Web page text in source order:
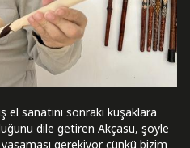
sanatını sonraki kuşaklara
dile getiren Akçasu, şöyle
gerekiyor çünkü bizim